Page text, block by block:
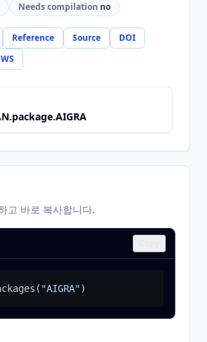
Needs compilation no
Reference Source
DOI
고 바로 복사합니다.
( "AIGRA")